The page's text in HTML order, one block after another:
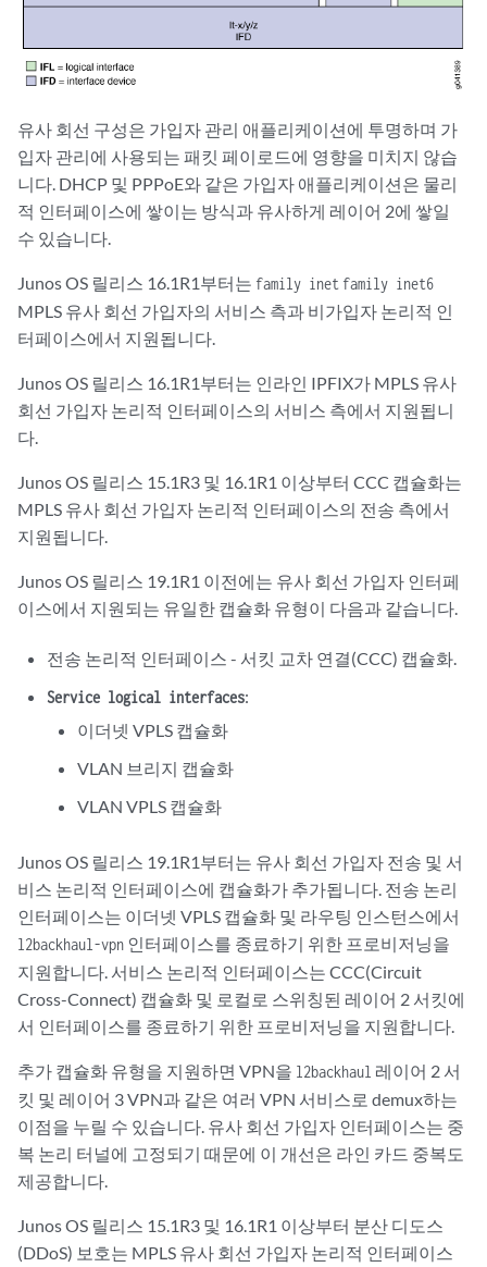
유사 회선 구성은 가입자 관리 애플리케이션에 투명하며 가
입자 관리에 사용되는 패킷 페이로드에 영향을 미치지 않습
니다. DHCP 및 PPPoE와 같은 가입자 애플리케이션은 물리
적 인터페이스에 쌓이는 방식과 유사하게 레이어 2에 쌓일
수 있습니다.
Junos OS 릴리스 16.1R1부터는 family inet family inet6
MPLS 유사 회선 가입자의 서비스 측과 비가입자 논리적 인
터페이스에서 지원됩니다.
Junos OS 릴리스 16.1R1부터는 인라인 IPFIX가 MPLS 유사
회선 가입자 논리적 인터페이스의 서비스 측에서 지원됩니
다.
Junos OS 릴리스 15.1R3 및 16.1R1 이상부터 CCC 캡슐화는
MPLS 유사 회선 가입자 논리적 인터페이스의 전송 측에서
지원됩니다.
Junos OS 릴리스 19.1R1 이전에는 유사 회선 가입자 인터페
이스에서 지원되는 유일한 캡슐화 유형이 다음과 같습니다.
전송 논리적 인터페이스 - 서킷 교차 연결(CCC) 캡슐화.
Service logical interfaces:
이더넷 VPLS 캡슐화
VLAN 브리지 캡슐화
VLAN VPLS 캡슐화
Junos OS 릴리스 19.1R1부터는 유사 회선 가입자 전송 및 서
비스 논리적 인터페이스에 캡슐화가 추가됩니다. 전송 논리
인터페이스는 이더넷 VPLS 캡슐화 및 라우팅 인스턴스에서
l2backhaul-vpn 인터페이스를 종료하기 위한 프로비저닝을
지원합니다. 서비스 논리적 인터페이스는 CCC(Circuit
Cross-Connect) 캡슐화 및 로컬로 스위칭된 레이어 2 서킷에
서 인터페이스를 종료하기 위한 프로비저닝을 지원합니다.
추가 캡슐화 유형을 지원하면 VPN을 l2backhaul 레이어 2 서
킷 및 레이어 3 VPN과 같은 여러 VPN 서비스로 demux하는
이점을 누릴 수 있습니다. 유사 회선 가입자 인터페이스는 중
복 논리 터널에 고정되기 때문에 이 개선은 라인 카드 중복도
제공합니다.
Junos OS 릴리스 15.1R3 및 16.1R1 이상부터 분산 디도스
(DDoS) 보호는 MPLS 유사 회선 가입자 논리적 인터페이스